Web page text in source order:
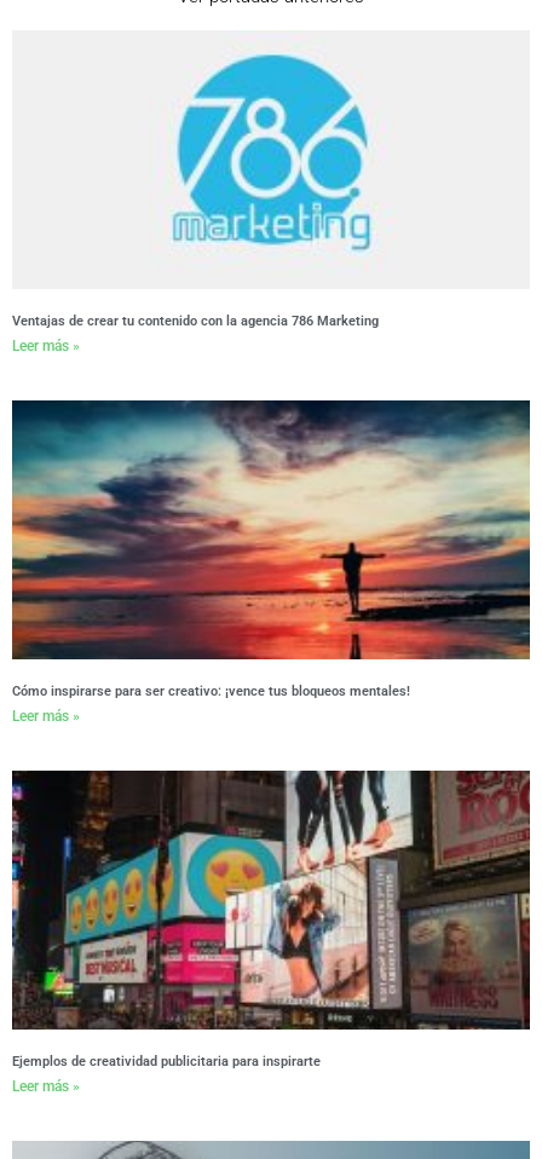
Ventajas de crear tu contenido con la agencia 786 Marketing
Leer más »
Cómo inspirarse para ser creativo: ¡vence tus bloqueos mentales!
Leer más »
Ejemplos de creatividad publicitaria para inspirarte
Leer más »